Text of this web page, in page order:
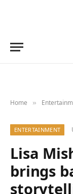
Home »
ENTERTAINMENT
Lisa
brings